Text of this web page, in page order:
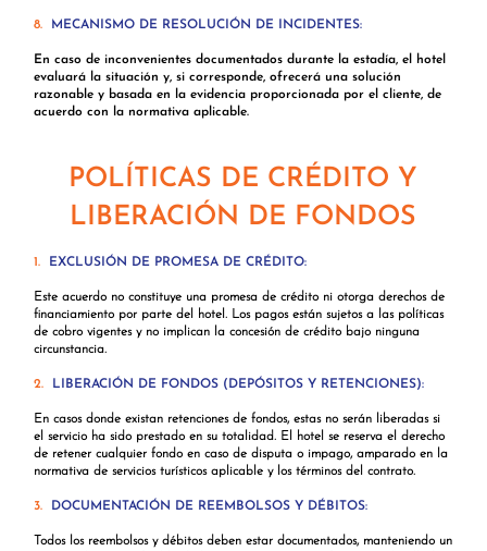
8. MECANISMO DE RESOLUCIÓN DE INCIDENTES:
En caso de inconvenientes documentados durante la estadía, el hotel
evaluará la situación y, si corresponde, ofrecerá una solución
razonable y basada en la evidencia proporcionada por el cliente, de
acuerdo con la normativa aplicable.
POLÍTICAS DE CRÉDITO Y
LIBERACIÓN DE FONDOS
1. EXCLUSIÓN DE PROMESA DE CRÉDITO:
Este acuerdo no constituye una promesa de crédito ni otorga derechos de
financiamiento por parte del hotel. Los pagos están sujetos a las políticas
de cobro vigentes y no implican la concesión de crédito bajo ninguna
circunstancia.
2. LIBERACIÓN DE FONDOS (DEPÓSITOS Y RETENCIONES):
En casos donde existan retenciones de fondos, estas no serán liberadas si
el servicio ha sido prestado en su totalidad. El hotel se reserva el derecho
de retener cualquier fondo en caso de disputa o impago, amparado en la
normativa de servicios turísticos aplicable y los términos del contrato.
3. DOCUMENTACIÓN DE REEMBOLSOS Y DÉBITOS:
Todos los reembolsos y débitos deben estar documentados, manteniendo un